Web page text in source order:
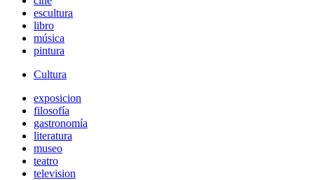
escultura
libro
música
pintura
Cultura
exposicion
filosofía
gastronomía
literatura
museo
teatro
television